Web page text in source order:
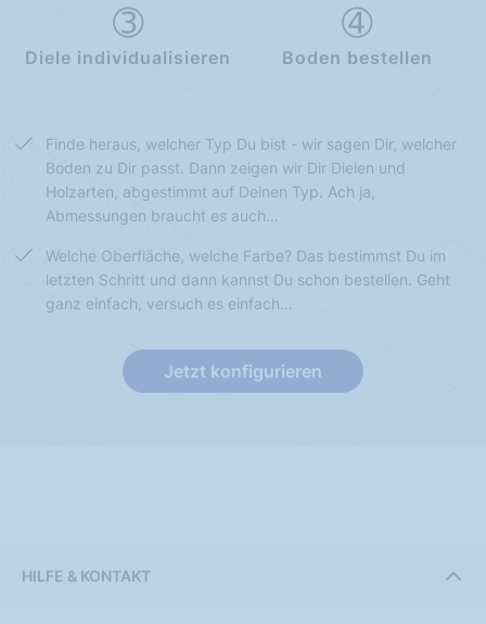
Diele individualisieren Boden bestellen
Finde heraus, welcher Typ Du bist - wir sagen Dir, welcher
Boden zu Dir passt. Dann zeigen wir Dir Dielen und
Holzarten, abgestimmt auf Deinen Typ. Ach ja,
Abmessungen braucht es auch…
Welche Oberfläche, welche Farbe? Das bestimmst Du im
letzten Schritt und dann kannst Du schon bestellen. Geht
ganz einfach, versuch es einfach…
Jetzt konfigurieren
HILFE & KONTAKT